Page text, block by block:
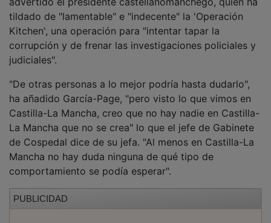
tildado de "lamentable" e "indecente" la 'Operación
Kitchen', una operación para "intentar tapar la
corrupción y de frenar las investigaciones policiales y
judiciales".
ha añadido García-Page, "pero visto lo que vimos en
Castilla-La Mancha, creo que no hay nadie en Castilla-
La Mancha que no se crea" lo que el jefe de Gabinete
de Cospedal dice de su jefa. "Al menos en Castilla-La
Mancha no hay duda ninguna de qué tipo de
comportamiento se podía esperar".